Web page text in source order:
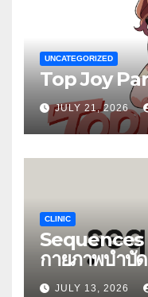
UNCATEGORIZED
Top Joy
JULY 21, 2026
CLINIC
กายภาพบำบั
เส้นJULY 13, 2026